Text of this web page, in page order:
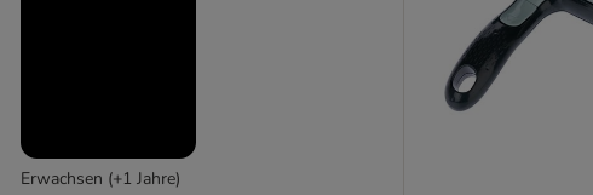
Erwachsen (+1 Jahre)